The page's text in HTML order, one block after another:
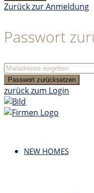
Zurück zur Anmeldung
Passwort
Passwort zurücksetzen
zurück zum Login
NEW HOMES